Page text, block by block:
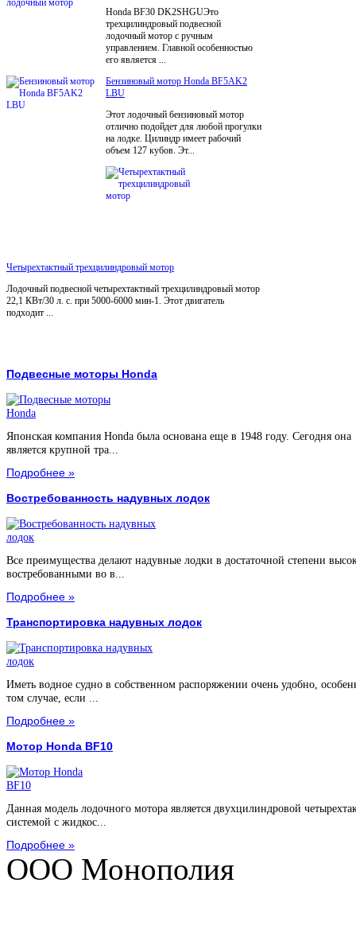
Honda BF30 DK2SHGUЭто
трехцилиндровый подвесной
лодочный мотор с ручным
управлением. Главной особенностью
его является ...
Бензиновый мотор Honda BF5AK2
LBU
Этот лодочный бензиновый мотор
отлично подойдет для любой прогулки
на лодке. Цилиндр имеет рабочий
объем 127 кубов. Эт...
Четырехтактный трехцилиндровый мотор
Лодочный подвесной четырехтактный трехцилиндровый мотор
22,1 КВт/30 л. с. при 5000-6000 мин-1. Этот двигатель
подходит ...
Подвесные моторы Honda
Японская компания Honda была основана еще в 1948 году. Сегодня она
является крупной тра...
Подробнее »
Востребованность надувных лодок
Все преимущества делают надувные лодки в достаточной степени
востребованными во в...
Подробнее »
Транспортировка надувных лодок
Иметь водное судно в собственном распоряжении очень удобно,
том случае, если ...
Подробнее »
Мотор Honda BF10
Данная модель лодочного мотора является двухцилиндровой
системой с жидкос...
Подробнее »
ООО Монополия